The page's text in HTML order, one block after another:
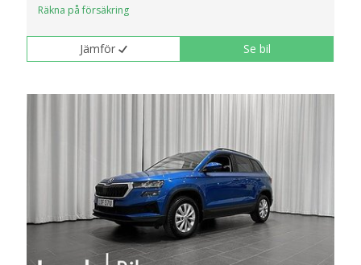
Räkna på försäkring
Jämför Se bil